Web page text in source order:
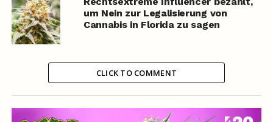
um Nein zur Legalisierung von
Cannabis in Florida zu sagen
CLICK TO COMMENT